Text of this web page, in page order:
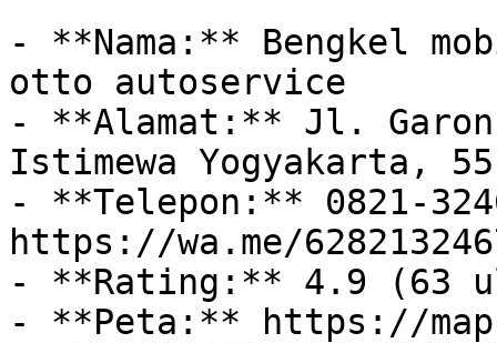
- **Nama:** Bengkel
otto autoservice
- **Alamat:** Jl.
Istimewa Yogyakarta,
- **Telepon:** 0821-
https://wa.me/
- **Rating:** 4.9 (63
- **Peta:** https://